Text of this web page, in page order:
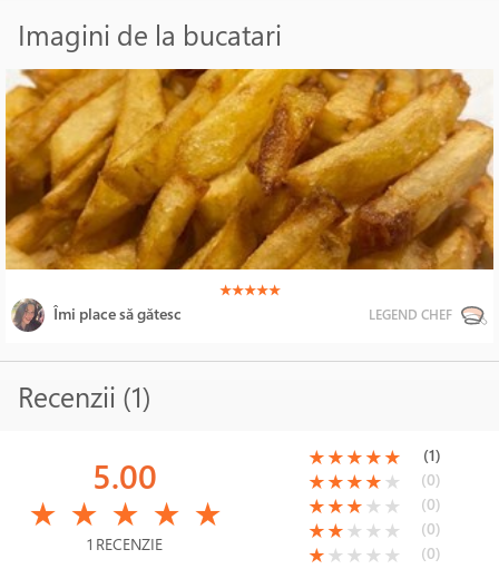
Imagini de la bucatari
(*)
★(*)
★(*)
★(*)
★(*)
★
Îmi place să gătesc LEGEND CHEF
Recenzii (1)
5.00
★ ★ ★ ★ ★
1 RECENZIE
(*)
★(*)
★(*)
★(*)
★(*)
★ (1)
(*)
★(*)
★(*)
★(*)
★( )
★ (0)
(*)
★(*)
★(*)
★( )
★ ( )
★ (0)
(*)
★(*)
★( )
★ ( )
★ ( )
★ (0)
(*)
★( )
★ ( )
★ ( )
★ ( )
★ (0)